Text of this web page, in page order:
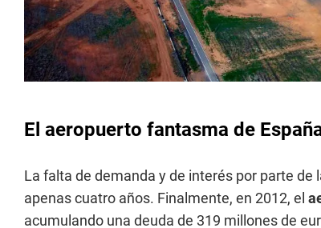
El aeropuerto fantasma de
La falta de demanda y de interés por parte
apenas cuatro años. Finalmente, en 2012, el
acumulando una deuda de 319 millones de